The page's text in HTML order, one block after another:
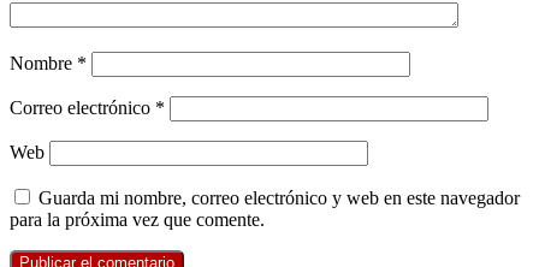
Nombre *
Correo electrónico *
Web
Guarda mi nombre, correo electrónico y web en este navegador
para la próxima vez que comente.